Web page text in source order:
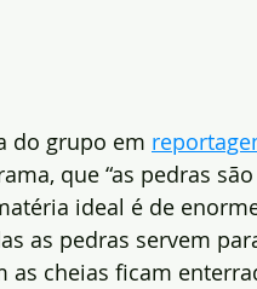
do grupo em
que “as pedras
ideal é de
as pedras servem
as cheias ficam